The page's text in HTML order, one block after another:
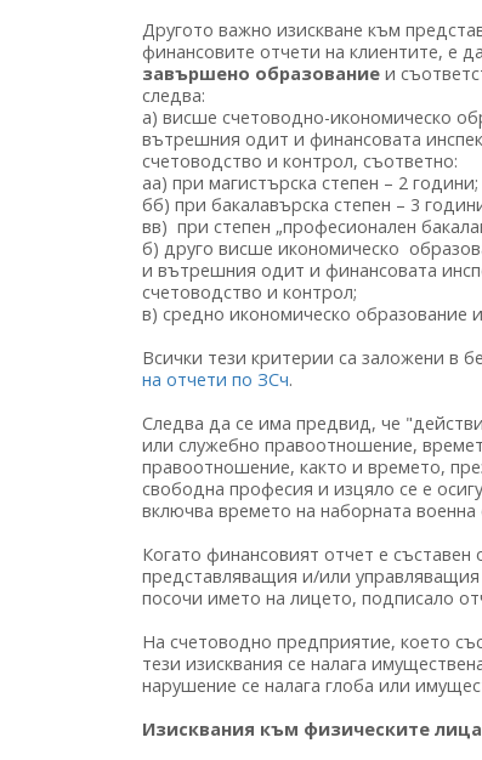
Другото важно изискване към
финансовите отчети на клиентите, е
завършено образование и
следва:
а) висше счетоводно-икономическо
вътрешния одит и финансовата
счетоводство и контрол, съответно:
аа) при магистърска степен – 2 години;
бб) при бакалавърска степен – 3
вв) при степен „професионален
б) друго висше икономическо
и вътрешния одит и финансовата
счетоводство и контрол;
в) средно икономическо образование
Всички тези критерии са заложени в
на отчети по ЗСч.
Следва да се има предвид, че
или служебно правоотношение,
правоотношение, както и времето,
свободна професия и изцяло се е
включва времето на наборната
Когато финансовият отчет е
представляващия и/или управляващия
посочи името на лицето, подписало
На счетоводно предприятие, което
тези изисквания се налага
нарушение се налага глоба или
Изисквания към физическите лица